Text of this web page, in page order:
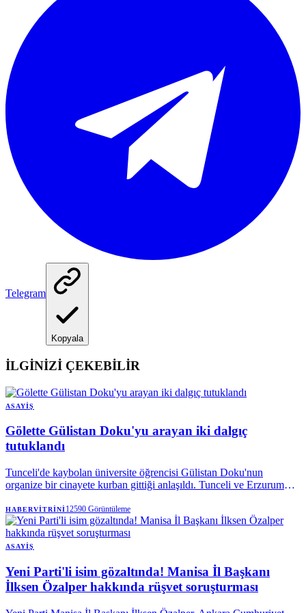
Telegram
Kopyala
İLGİNİZİ ÇEKEBİLİR
ASAYIŞ
Gölette Gülistan Doku'yu arayan iki dalgıç
tutuklandı
Tunceli'de kaybolan üniversite öğrencisi Gülistan Doku'nun
organize bir cinayete kurban gittiği anlaşıldı. Tunceli ve Erzurum
aralarında dönemin valisi Tuncay Sonel ile eşi Handan Sonel'in de
olduğu 25 kişi tutuklandı.
HABERVITRINI12590 Görüntüleme
ASAYIŞ
Yeni Parti'li isim gözaltında! Manisa İl Başkanı
İlksen Özalper hakkında rüşvet soruşturması